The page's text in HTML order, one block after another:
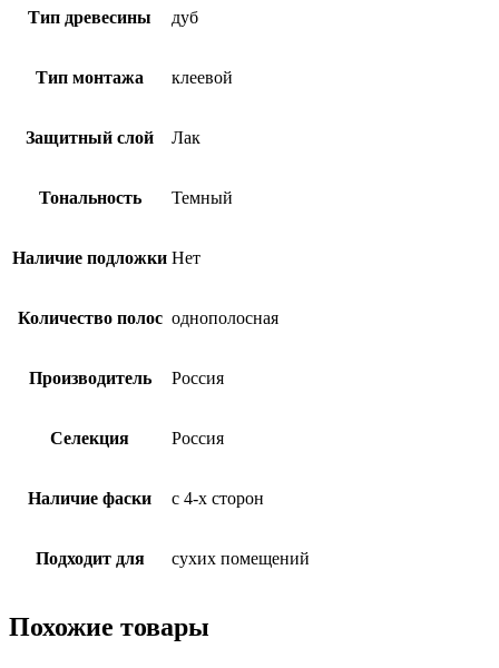
Тип древесины дуб
Тип монтажа клеевой
Защитный слой Лак
Тональность Темный
Наличие подложки Нет
Количество полос однополосная
Производитель Россия
Селекция Россия
Наличие фаски с 4-х сторон
Подходит для сухих помещений
Похожие товары